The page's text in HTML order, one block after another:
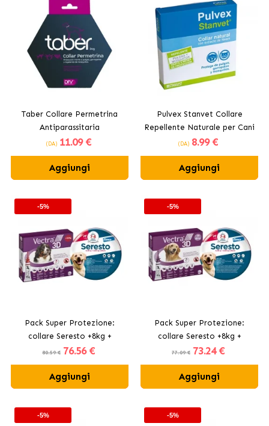
Taber Collare Permetrina
Antiparassitaria
(DA) 11.09 €
Aggiungi
Pulvex Stanvet Collare
Repellente Naturale per Cani
e Gatti
(DA) 8.99 €
Aggiungi
-5%
Pack Super Protezione:
collare Seresto +8kg +
Vectra 3D pipette 40-60 kg
80.59 € 76.56 €
Aggiungi
-5%
Pack Super Protezione:
collare Seresto +8kg +
Vectra 3D pipette 25-40 kg
77.09 € 73.24 €
Aggiungi
-5% -5%